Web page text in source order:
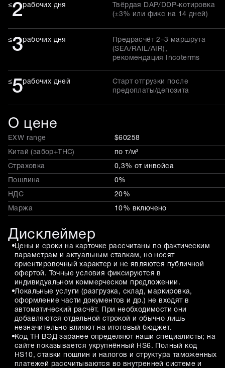
≤2рабочих дня
Твёрдая DAP/DDP-котировка
(±3% или фикс на 14 дней)
≤3рабочих дня
Предрасчёт 2–3 маршрута
(SEA/RAIL/AIR),
рекомендация Incoterms
≤5рабочих дней
Старт отгрузки после
предоплаты/депозита
О цене
EXW range $60258
Китай (забор+THC) по т/м³
Страховка 0,3% от инвойса
Пошлина 0%
НДС 20%
Маржа 10% включено
Дисклеймер
Цены и сроки на карточке рассчитаны по фактическим
параметрам и актуальным ставкам, но носят
ориентировочный характер и не являются публичной
офертой. Точные условия фиксируются в
индивидуальном коммерческом предложении.
Локальные услуги (разгрузка, склад, маркировка,
оформление части документов и др.) не входят в
автоматический расчёт. При необходимости они
добавляются отдельной строкой и обычно лишь
незначительно влияют на итоговый бюджет.
Код ТН ВЭД заранее определяют наши специалисты; на
сайте показывается укрупнённый HS6. Полный код
HS10, ставки пошлин и налогов и структура таможенных
платежей рассчитываются во внутренней системе и